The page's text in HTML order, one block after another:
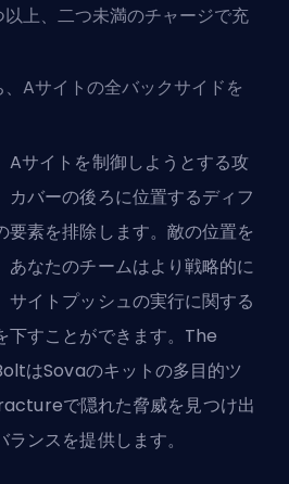
上、二つ未満のチャージで充
Aサイトの全バックサイドを
Aサイトを制御しようとする攻
カバーの後ろに位置するディフ
要素を排除します。敵の位置を
あなたのチームはより戦略的に
サイトプッシュの実行に関する
下すことができます。The
はSovaのキットの多目的ツ
で隠れた脅威を見つけ出
ンスを提供します。